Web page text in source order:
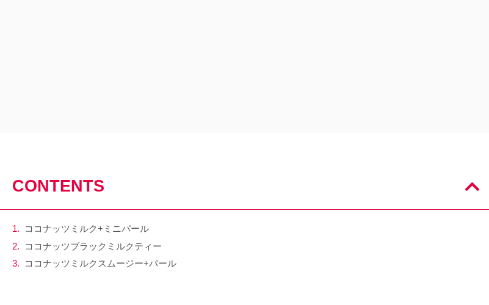
CONTENTS
ココナッツミルク+ミニパール
ココナッツブラックミルクティー
ココナッツミルクスムージー+パール